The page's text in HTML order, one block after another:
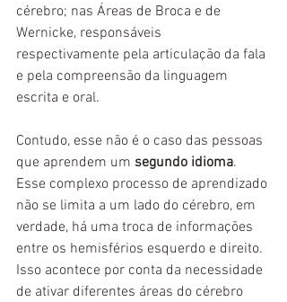
cérebro; nas Áreas de Broca e de
Wernicke, responsáveis
respectivamente pela articulação da fala
e pela compreensão da linguagem
escrita e oral.
Contudo, esse não é o caso das pessoas
que aprendem um segundo idioma.
Esse complexo processo de aprendizado
não se limita a um lado do cérebro, em
verdade, há uma troca de informações
entre os hemisférios esquerdo e direito.
Isso acontece por conta da necessidade
de ativar diferentes áreas do cérebro